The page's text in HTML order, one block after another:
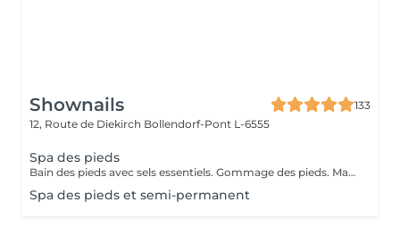
Shownails
133
12, Route de Diekirch Bollendorf-Pont L-6555
Spa des pieds
Bain des pieds avec sels essentiels. Gommage des pieds. Massage des pieds. Limage.
Spa des pieds et semi-permanent